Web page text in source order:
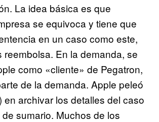
La idea básica es que
se equivoca y tiene que
en un caso como este,
reembolsa. En la demanda, se
como «cliente» de Pegatron,
de la demanda. Apple peleó
en archivar los detalles del caso
sumario. Muchos de los